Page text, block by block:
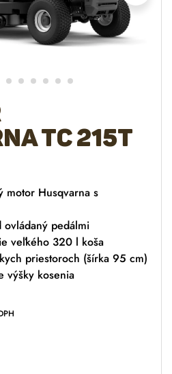
TC 215T
Husqvarna s
pedálmi
veľkého 320 l koša
priestoroch (šírka 95 cm)
výšky kosenia